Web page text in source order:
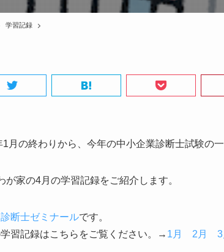
学習記録
月の終わりから、今年の中小企業診断士試験の
が家の4月の学習記録をご紹介します。
診断士ゼミナールです。
習記録はこちらをご覧ください。→ 1月 2月 3